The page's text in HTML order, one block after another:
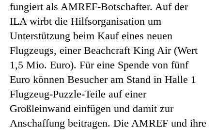
fungiert als AMREF-Botschafter. Auf der
ILA wirbt die Hilfsorganisation um
Unterstützung beim Kauf eines neuen
Flugzeugs, einer Beachcraft King Air (Wert
1,5 Mio. Euro). Für eine Spende von fünf
Euro können Besucher am Stand in Halle 1
Flugzeug-Puzzle-Teile auf einer
Großleinwand einfügen und damit zur
Anschaffung beitragen. Die AMREF und ihre